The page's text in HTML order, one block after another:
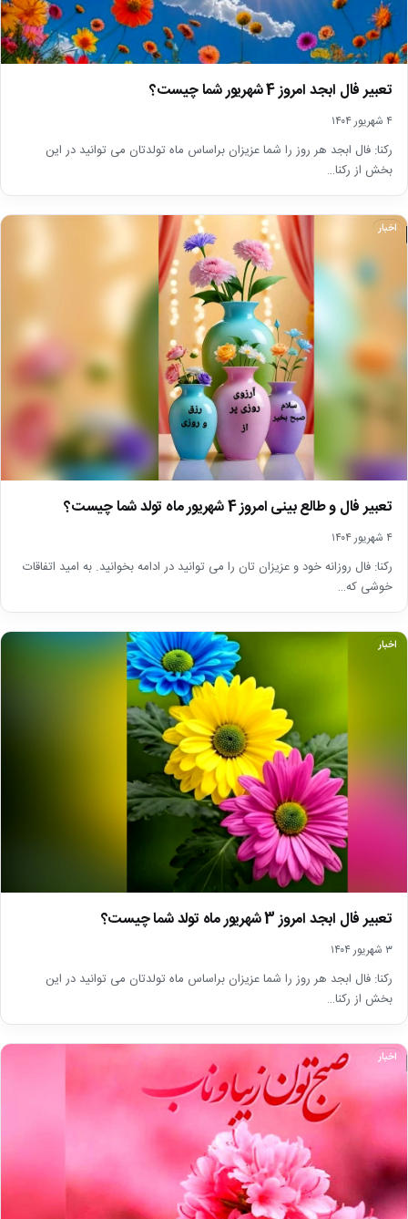
تعبیر فال ابجد امروز 4 شهریور شما چیست؟
۴ شهریور ۱۴۰۴
رکنا: فال ابجد هر روز را شما عزیزان براساس ماه تولدتان می توانید در این
بخش از رکنا…
اخبار
تعبیر فال و طالع بینی امروز 4 شهریور ماه تولد شما چیست؟
۴ شهریور ۱۴۰۴
رکنا: فال روزانه خود و عزیزان تان را می توانید در ادامه بخوانید. به امید اتفاقات
خوشی که…
اخبار
تعبیر فال ابجد امروز 3 شهریور ماه تولد شما چیست؟
۳ شهریور ۱۴۰۴
رکنا: فال ابجد هر روز را شما عزیزان براساس ماه تولدتان می توانید در این
بخش از رکنا…
اخبار